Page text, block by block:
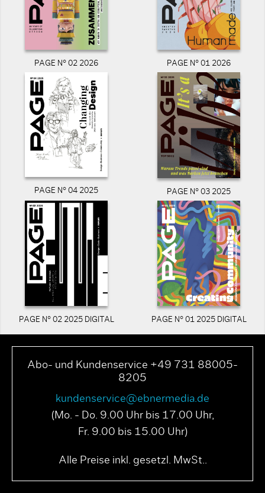
PAGE N° 02 2026 PAGE N° 01 2026
PAGE N° 04 2025 PAGE N° 03 2025
PAGE N° 02 2025 DIGITAL PAGE N° 01 2025 DIGITAL
Abo- und Kundenservice +49 731 88005-
8205
kundenservice@ebnermedia.de
(Mo. - Do. 9.00 Uhr bis 17.00 Uhr,
Fr. 9.00 bis 15.00 Uhr)
Alle Preise inkl. gesetzl. MwSt..